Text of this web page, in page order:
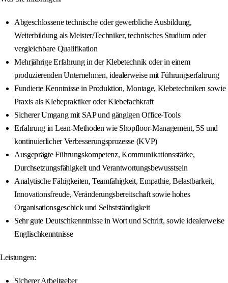
Abgeschlossene technische oder gewerbliche Ausbildung,
Weiterbildung als Meister/Techniker, technisches Studium oder
vergleichbare Qualifikation
Mehrjährige Erfahrung in der Klebetechnik oder in einem
produzierenden Unternehmen, idealerweise mit Führungserfahrung
Fundierte Kenntnisse in Produktion, Montage, Klebetechniken sowie
Praxis als Klebepraktiker oder Klebefachkraft
Sicherer Umgang mit SAP und gängigen Office-Tools
Erfahrung in Lean-Methoden wie Shopfloor-Management, 5S und
kontinuierlicher Verbesserungsprozesse (KVP)
Ausgeprägte Führungskompetenz, Kommunikationsstärke,
Durchsetzungsfähigkeit und Verantwortungsbewusstsein
Analytische Fähigkeiten, Teamfähigkeit, Empathie, Belastbarkeit,
Innovationsfreude, Veränderungsbereitschaft sowie hohes
Organisationsgeschick und Selbstständigkeit
Sehr gute Deutschkenntnisse in Wort und Schrift, sowie idealerweise
Englischkenntnisse
Leistungen:
Sicherer Arbeitgeber